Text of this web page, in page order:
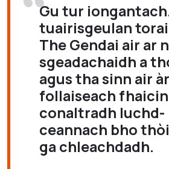
Gu tur
tuairisgeulan
The Gendai air ar
sgeadachaidh a
agus tha sinn air
follaiseach
conaltradh luchd-
ceannach bho
ga chleachdadh.